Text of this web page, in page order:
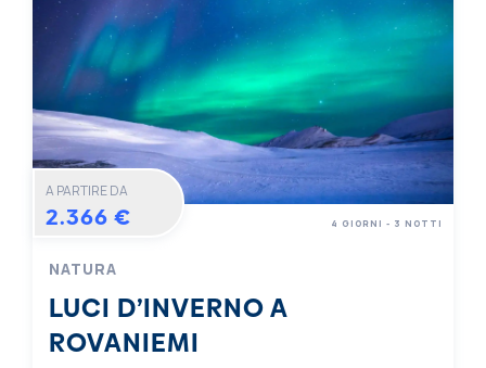
A PARTIRE DA
2.366 €
NATURA
LUCI D’INVERNO A
ROVANIEMI
4 GIORNI - 3 NOTTI